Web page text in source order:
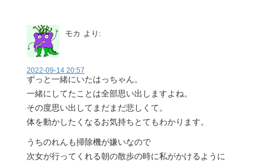
モカ より:
2022-09-14 20:57
ずっと一緒にいたはっちゃん。
一緒にしてたことは全部思い出しますよね。
その度思い出してまだまだ悲しくて。
体を動かしたくなるお気持ちとてもわかります。
うちのれんも掃除機が嫌いなので
次女が行ってくれる朝の散歩の時に私がかけるように